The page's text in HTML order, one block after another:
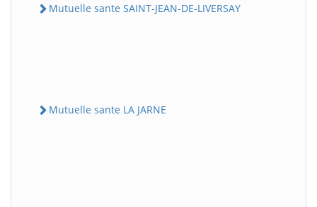
Mutuelle sante SAINT-JEAN-DE-LIVERSAY
Mutuelle sante LA JARNE